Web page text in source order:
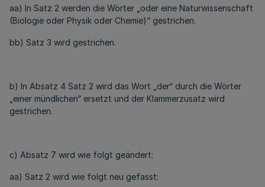
aa) In Satz 2 werden die Wörter „oder eine Naturwissenschaft
(Biologie oder Physik oder Chemie)“ gestrichen.
bb) Satz 3 wird gestrichen.
b) In Absatz 4 Satz 2 wird das Wort „der“ durch die Wörter
„einer mündlichen“ ersetzt und der Klammerzusatz wird
gestrichen.
c) Absatz 7 wird wie folgt geändert:
aa) Satz 2 wird wie folgt neu gefasst: